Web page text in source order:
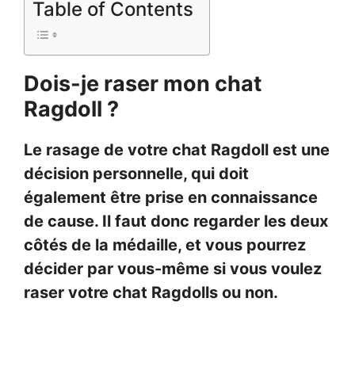
Table of Contents
Dois-je raser mon chat
Ragdoll ?
Le rasage de votre chat Ragdoll est une
décision personnelle, qui doit
également être prise en connaissance
de cause. Il faut donc regarder les deux
côtés de la médaille, et vous pourrez
décider par vous-même si vous voulez
raser votre chat Ragdolls ou non.